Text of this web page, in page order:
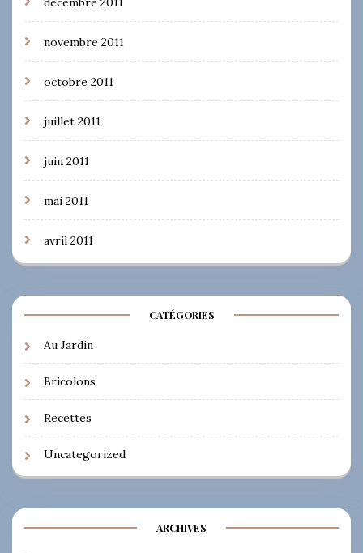
novembre 2011
octobre 2011
juillet 2011
juin 2011
mai 2011
avril 2011
CATÉGORIES
Au Jardin
Bricolons
Recettes
Uncategorized
ARCHIVES